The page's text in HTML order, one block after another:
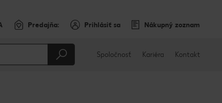
Predajňa: Prihlásiť sa Nákupný zoznam
Spoločnosť Kariéra Kontakt